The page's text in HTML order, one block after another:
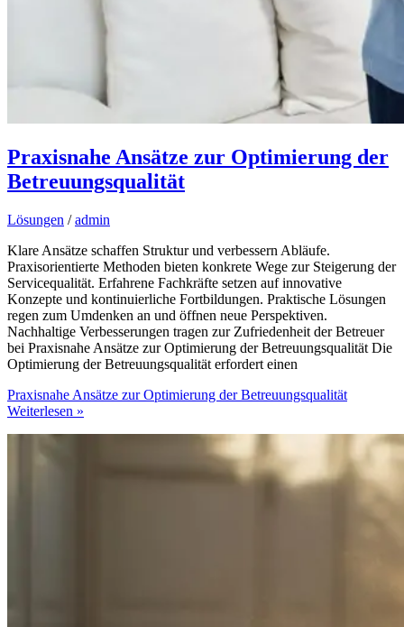
Praxisnahe Ansätze zur Optimierung der
Betreuungsqualität
Lösungen /admin
Klare Ansätze schaffen Struktur und verbessern Abläufe.
Praxisorientierte Methoden bieten konkrete Wege zur Steigerung der
Servicequalität. Erfahrene Fachkräfte setzen auf innovative
Konzepte und kontinuierliche Fortbildungen. Praktische Lösungen
regen zum Umdenken an und öffnen neue Perspektiven.
Nachhaltige Verbesserungen tragen zur Zufriedenheit der Betreuer
bei Praxisnahe Ansätze zur Optimierung der Betreuungsqualität Die
Optimierung der Betreuungsqualität erfordert einen
Praxisnahe Ansätze zur Optimierung der Betreuungsqualität
Weiterlesen »